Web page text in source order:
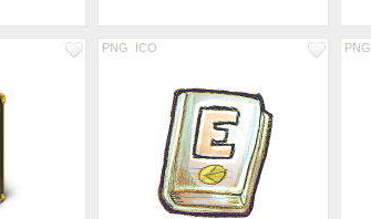
PNG ICO PNG